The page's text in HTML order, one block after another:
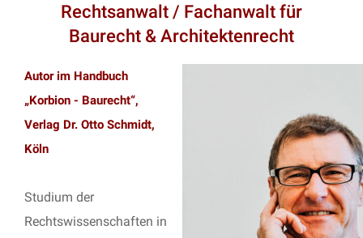
Rechtsanwalt / Fachanwalt für
Baurecht & Architektenrecht
Autor im Handbuch
„Korbion - Baurecht“,
Verlag Dr. Otto Schmidt,
Köln
Studium der
Rechtswissenschaften in